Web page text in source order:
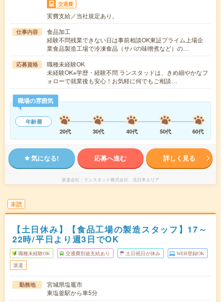
交通費
実費支給／当社規定あり。
仕事内容
食品加工
経験不問残業できない日は事前相談OK東証プライム上場企
業食品製造工場で冷凍食品（サバの味噌煮など）の…
応募資格
職種未経験OK
未経験OK※学歴・経験不問 ランスタッドは、きめ細やかなフ
ォローで就業後も安心！お気軽に何でもご相談…
職場の雰囲気
年齢層
20代
30代 40代 50代 60代
気になる! 応募へ進む 詳しく見る
派遣会社 ランスタッド株式会社 北日本エリア
未読
【土日休み】【食品工場の製造スタッフ】17～
22時/平日より週3日でOK
職種未経験OK 交通費別途支給あり 土日祝日が休み WEB登録OK
派遣
勤務地
宮城県塩竈市
東塩釜駅から車5分